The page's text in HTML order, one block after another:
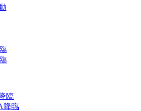
臨
降臨